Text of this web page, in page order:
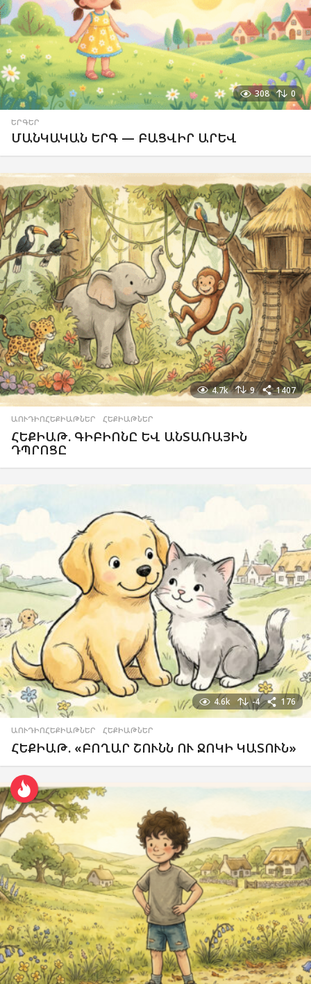
308 0
ԵՐԳԵՐ
ՄԱՆԿԱԿԱՆ ԵՐԳ — ԲԱՑՎԻՐ ԱՐԵՎ
4.7k 9 1407
ԱՈՒԴԻՈՀԵՔԻԱԹՆԵՐ ,ՀԵՔԻԱԹՆԵՐ
ՀԵՔԻԱԹ. ԳԻԲԻՈՆԸ ԵՎ ԱՆՏԱՌԱՅԻՆ
ԴՊՐՈՑԸ
4.6k -4 176
ԱՈՒԴԻՈՀԵՔԻԱԹՆԵՐ ,ՀԵՔԻԱԹՆԵՐ
ՀԵՔԻԱԹ. «ԲՈՂԱՐ ՇՈՒՆՆ ՈՒ ՋՈԿԻ ԿԱՏՈՒՆ»